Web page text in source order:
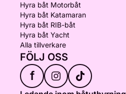
Hyra båt Motorbåt
Hyra båt Katamaran
Hyra båt RIB-båt
Hyra båt Yacht
Alla tillverkare
FÖLJ OSS
f